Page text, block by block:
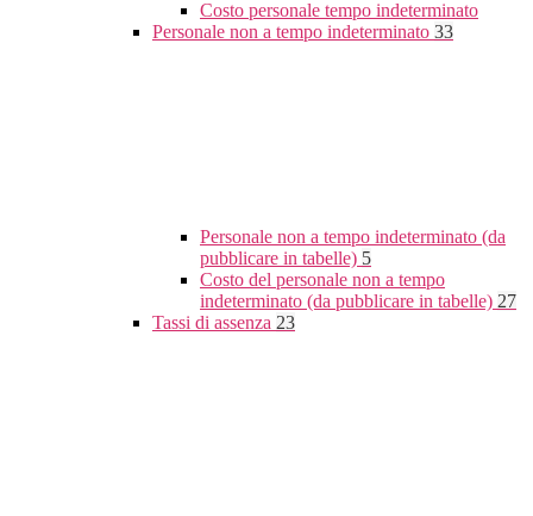
Costo personale tempo indeterminato
Personale non a tempo indeterminato 33
Personale non a tempo indeterminato (da
pubblicare in tabelle) 5
Costo del personale non a tempo
indeterminato (da pubblicare in tabelle) 27
Tassi di assenza 23